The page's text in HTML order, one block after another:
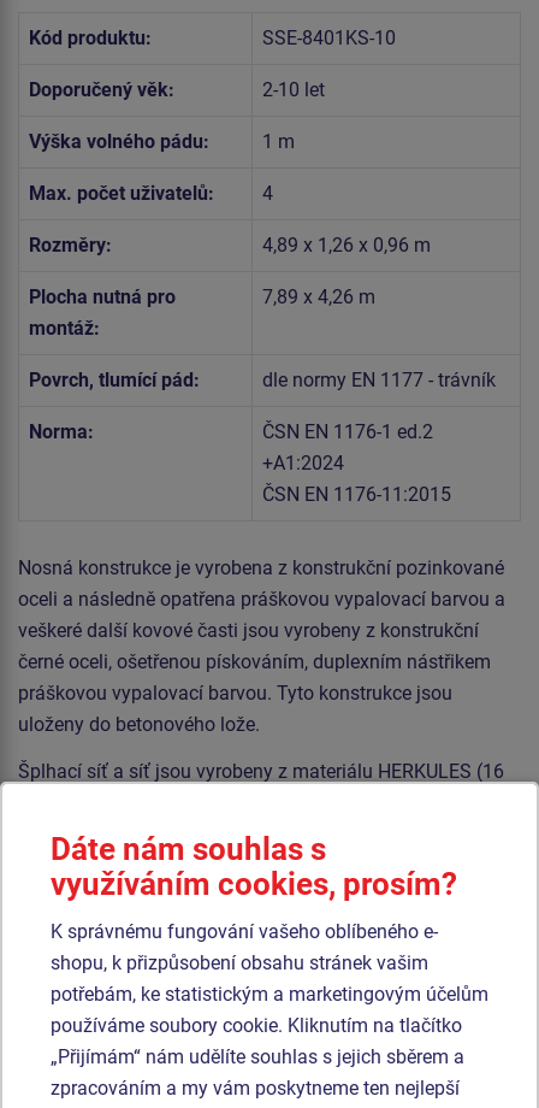
Kód produktu: SSE-8401KS-10
Doporučený věk: 2-10 let
Výška volného pádu: 1 m
Max. počet uživatelů: 4
Rozměry: 4,89 x 1,26 x 0,96 m
Plocha nutná pro
montáž:
7,89 x 4,26 m
Povrch, tlumící pád: dle normy EN 1177 - trávník
Norma:
ČSN EN 1176-1 ed.2
+A1:2024
ČSN EN 1176-11:2015
Nosná konstrukce je vyrobena z konstrukční pozinkované
oceli a následně opatřena práškovou vypalovací barvou a
veškeré další kovové časti jsou vyrobeny z konstrukční
černé oceli, ošetřenou pískováním, duplexním nástřikem
práškovou vypalovací barvou. Tyto konstrukce jsou
uloženy do betonového lože.
Šplhací síť a síť jsou vyrobeny z materiálu HERKULES (16
jsou spojovány plastovými spoji. Veškerý spojovací
materiál je pozinkovaný nebo nerezový.
Podobnézboží
Produkt - SSE-8314K-10
Šplhací sestava -
celokovová
Produkt - SSE-8317K-10
Šplhací sestava -
celokovová
Dáte nám souhlas s
využíváním cookies, prosím?
K správnému fungování vašeho oblíbeného e-
shopu, k přizpůsobení obsahu stránek vašim
potřebám, ke statistickým a marketingovým účelům
používáme soubory cookie. Kliknutím na tlačítko
„Přijímám“ nám udělíte souhlas s jejich sběrem a
zpracováním a my vám poskytneme ten nejlepší